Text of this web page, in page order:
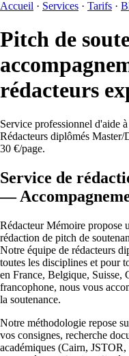
Accueil · Services · Tarifs ·
Pitch de
rédacteurs
Service professionnel d'aide
Rédacteurs diplômés Master/
30 €/page.
Service de
—
Rédacteur Mémoire propose
rédaction de pitch de
Notre équipe de rédacteurs
toutes les disciplines et pour
en France, Belgique, Suisse,
francophone, nous vous
la soutenance.
Notre méthodologie repose
vos consignes, recherche
académiques (Cairn,